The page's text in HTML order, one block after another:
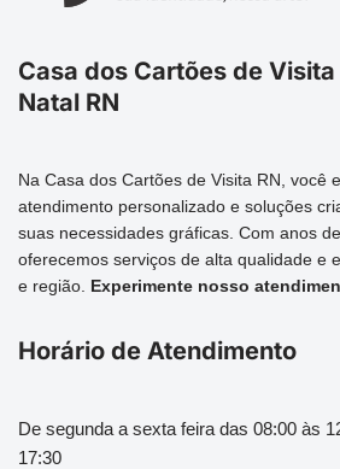
Casa dos Cartões de
Natal RN
Na Casa dos Cartões de Visita RN, você
atendimento personalizado e soluções
suas necessidades gráficas. Com anos
oferecemos serviços de alta qualidade e
e região. Experimente nosso
Horário de Atendimento
De segunda a sexta feira das 08:00 às
17:30